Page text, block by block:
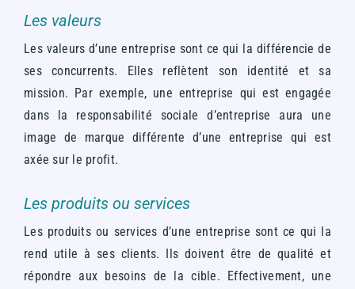
Les valeurs
Les valeurs d’une entreprise sont ce qui la différencie de
ses concurrents. Elles reflètent son identité et sa
mission. Par exemple, une entreprise qui est engagée
dans la responsabilité sociale d’entreprise aura une
image de marque différente d’une entreprise qui est
axée sur le profit.
Les produits ou services
Les produits ou services d’une entreprise sont ce qui la
rend utile à ses clients. Ils doivent être de qualité et
répondre aux besoins de la cible. Effectivement, une